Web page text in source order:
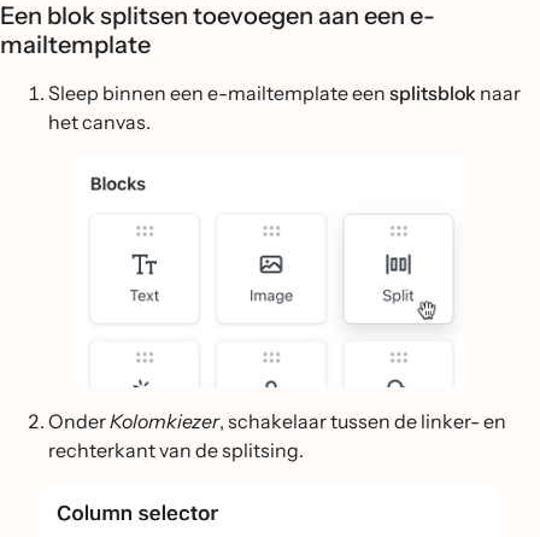
Een blok splitsen toevoegen aan een e-
mailtemplate
Sleep binnen een e-mailtemplate een splitsblok naar
het canvas.
OnderKolomkiezer, schakelaar tussen de linker- en
rechterkant van de splitsing.